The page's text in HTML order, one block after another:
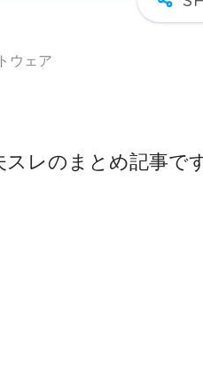
ウェア
レのまとめ記事です